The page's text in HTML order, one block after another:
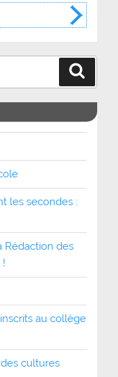
les secondes :
Rédaction des
au collège
cultures